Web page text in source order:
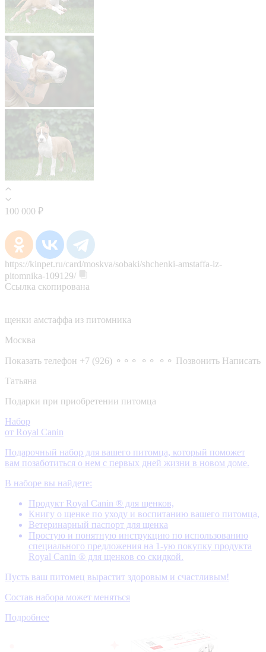
100 000 ₽
https://kinpet.ru/card/moskva/sobaki/shchenki-amstaffa-iz-
pitomnika-109129/
Ссылка скопирована
щенки амстаффа из питомника
Москва
Показать телефон +7 (926) ⚬⚬⚬ ⚬⚬ ⚬⚬ Позвонить Написать
Татьяна
Подарки при приобретении питомца
Набор
от Royal Canin
Подарочный набор для вашего питомца, который поможет
вам позаботиться о нем с первых дней жизни в новом доме.
В наборе вы найдете:
Продукт Royal Canin ® для щенков,
Книгу о щенке по уходу и воспитанию вашего питомца,
Ветеринарный паспорт для щенка
Простую и понятную инструкцию по использованию
специального предложения на 1-ую покупку продукта
Royal Canin ® для щенков со скидкой.
Пусть ваш питомец вырастит здоровым и счастливым!
Состав набора может меняться
Подробнее